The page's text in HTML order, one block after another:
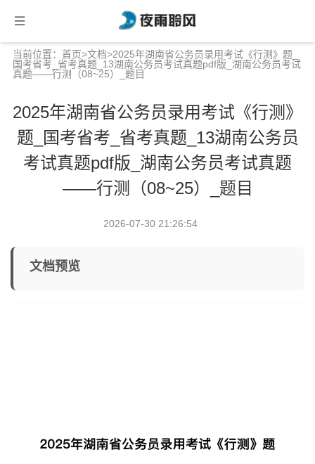
当前位置： 首页>文档>2025年湖南省公务员录用考试《行测》题_
国考省考_省考真题_13湖南公务员考试真题pdf版_湖南公务员考试
真题——行测（08~25）_题目
2025年湖南省公务员录用考试《行测》
题_国考省考_省考真题_13湖南公务员
考试真题pdf版_湖南公务员考试真题
——行测（08~25）_题目
2026-07-30 21:26:54
文档预览